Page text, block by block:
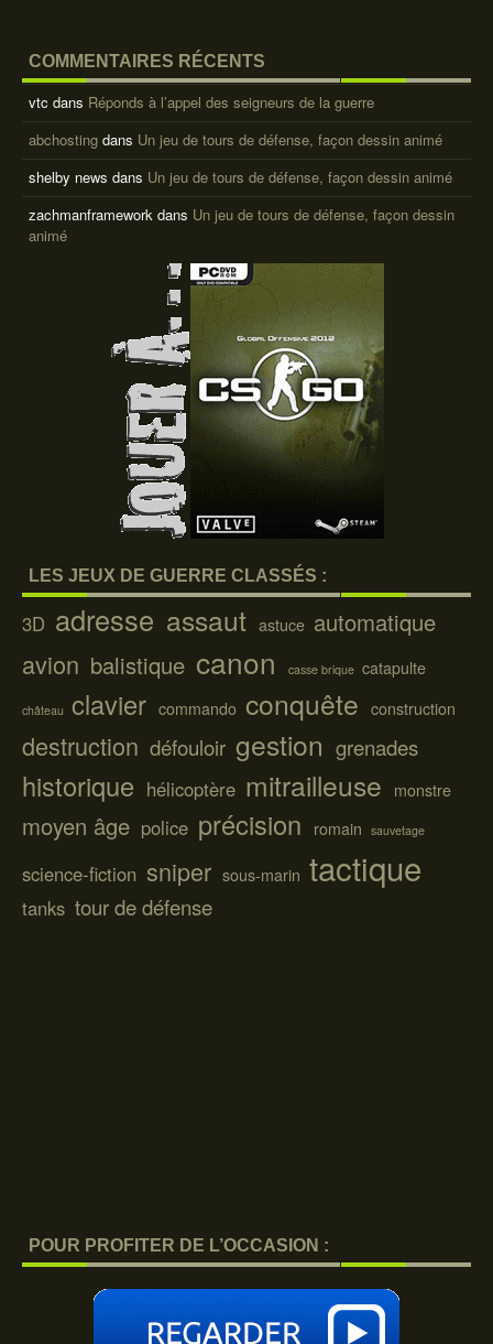
COMMENTAIRES RÉCENTS
vtc dans Réponds à l’appel des seigneurs de la guerre
abchosting dans Un jeu de tours de défense, façon dessin animé
shelby news dans Un jeu de tours de défense, façon dessin animé
zachmanframework dans Un jeu de tours de défense, façon dessin
animé
LES JEUX DE GUERRE CLASSÉS :
3D adresse assaut astuce automatique
avion balistique canon casse brique catapulte
château clavier commando conquête construction
destruction défouloir gestion grenades
historique hélicoptère mitrailleuse monstre
moyen âge police précision romain sauvetage
science-fiction sniper sous-marin tactique
tanks tour de défense
POUR PROFITER DE L’OCCASION :